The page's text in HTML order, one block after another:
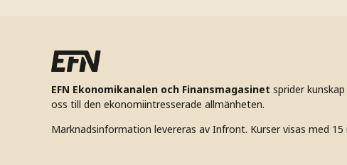
EFN Ekonomikanalen och Finansmagasinet sprider
oss till den ekonomiintresserade allmänheten.
Marknadsinformation levereras av Infront. Kurser visas med